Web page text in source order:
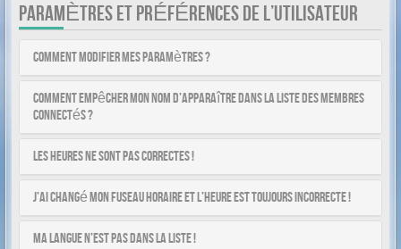
PARAMÈTRES ET PRÉFÉRENCES DE L’UTILISATEUR
Comment modifier mes paramètres ?
Comment empêcher mon nom d’apparaître dans la liste des membres
connectés ?
Les heures ne sont pas correctes !
J’ai changé mon fuseau horaire et l’heure est toujours incorrecte !
Ma langue n’est pas dans la liste !